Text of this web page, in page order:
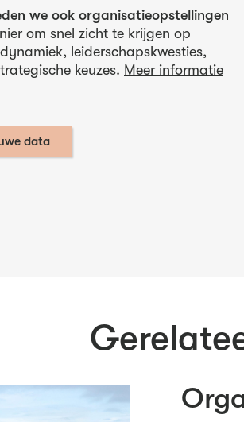
we ook organisatieopstellingen
om snel zicht te krijgen op
leiderschapskwesties,
keuzes. Meer informatie
data